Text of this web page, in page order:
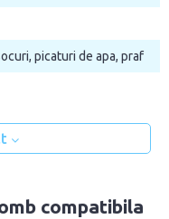
picaturi de apa, praf
compatibila